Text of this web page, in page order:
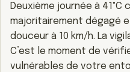
Deuxième journée à
majoritairement dégagé
douceur à 10 km/h. La
C’est le moment de
vulnérables de votre